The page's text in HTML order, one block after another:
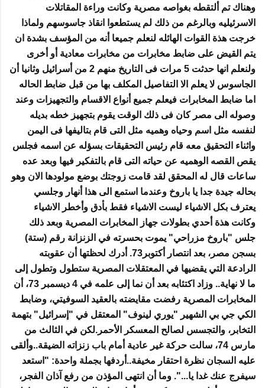
وهناك تم ألتقطه بغواصه مصرية وكانت وراءة المقاتلات
الاسرئيليه وبالرغم من ذلك لم يستطعوا انقاذ جاسوسهم ولماذا
خرجت هذة القوات الهائله لنعلم جميعا أنه من المؤسف بشدة ان
يتم القيض على ضابط مخابرات من مخابرات معادية أو أخرى
ولنعلم انها حدثت 5 مرات فى التاريخ منهم 2 من أسرائيل وثانيا أن
الجاسوس لا يعلم الا التفاصيل المكلف بها من قبل ضابط الحاله
اما ضابط المخابرات فيعلم جميع أنواع الاقسام والتجهيزات وعند
وصوله الى مصر كان فى ذلك الوقت يقوم بتجهيز خطه بديله
لنفسه مثل اسم وحياه وهميه مثل التى قام بتاليفها فى اليمن
واثناء التحقيق معه قام رئيس التحقيقات بسؤله عن اسمه فجلس
يقص القصه الوهميه عن حياته التى قام بالتفكير فيها وبعد عده
ساعات قال له المحقق لقد قامت زوجتك بوضع مولودها الان وهو
بحاله جيدة جدا يا باروخ وعندما استمع الى هذا أنهار وجلسي
يعترف بكل الاشياء ليست الاشياء فقط بأدق وأخطر الاشياء
وكانت هذة أحدي بطولات جهاز المخابرات المصرية وبعد ذلك
جلس "باروخ مزراحي" يموت بحسرته في الزنزانة رقم (ستة)
بسجن مصر، بعد انتصار أكتوبر73. أدرك لحظتها أن عقوبته
الرادعة التي يقضيها في المعتقلات المصرية ستطول وتطول إلى
ما لا نهاية.. وزاد اكتئابه بعد أن نما إلى علمه في 4 ديسمبر 73، أن
المخابرات المصرية رفضت مقايضته بالعقيد السوفيتي، وضابط
الكي جي بي الشهير "يوري لينوف" المعتقل في "إسرائيل" بتهمة
التخابر، والتجسس لصالح المعسكر الأحمر.لكن في الثالث من
مارس 74، سالت حركة غير عادية أمام باب زنزاته الضيقة..وألقى
عليه السجان نظرة احتقار مخيفة..أردفها بجملة واحدة: "استعد
سيفرج عنك غدا يا...". وما أن انتهى المؤذن من رفع آذان الفجر،